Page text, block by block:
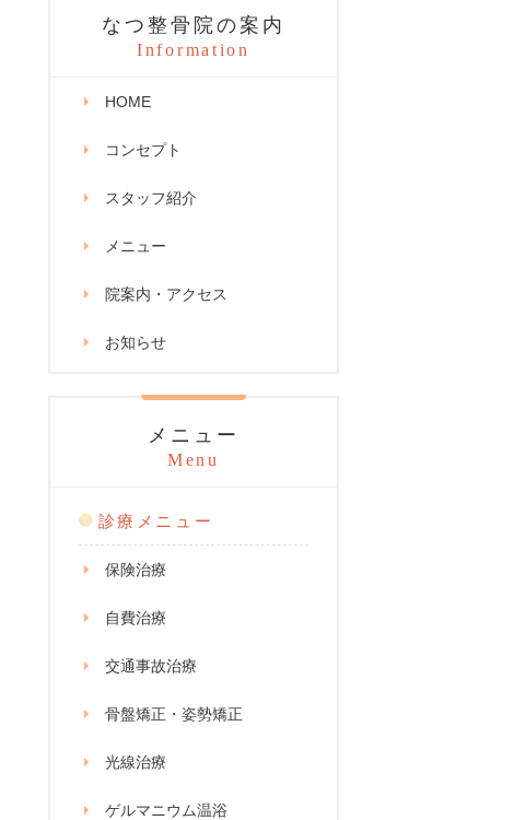
なつ整骨院の案内
Information
HOME
コンセプト
スタッフ紹介
メニュー
院案内・アクセス
お知らせ
メニュー
Menu
診療メニュー
保険治療
自費治療
交通事故治療
骨盤矯正・姿勢矯正
光線治療
ゲルマニウム温浴